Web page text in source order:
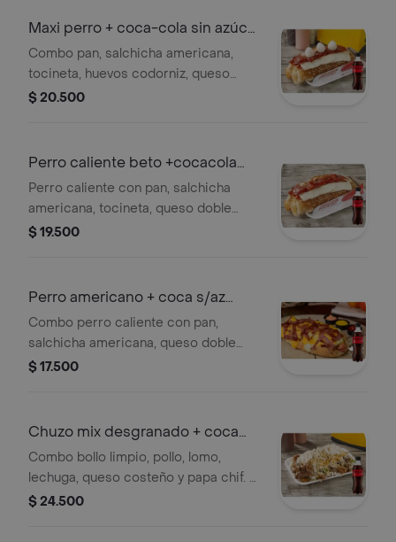
Maxi perro + coca-cola sin azúcar
400 ml
Combo pan, salchicha americana,
tocineta, huevos codorniz, queso
crema, salsas tártara, piña, mostaza,
$ 20.500
Perro caliente beto +cocacola
s/az 400ml
Perro caliente con pan, salchicha
americana, tocineta, queso doble
crema, salsas piña, tártara, mostaza
$ 19.500
Perro americano + coca s/az
400ml
Combo perro caliente con pan,
salchicha americana, queso doble
crema, salsas tratara, mostaza y de
$ 17.500
Chuzo mix desgranado + coca
s/az 400ml
Combo bollo limpio, pollo, lomo,
lechuga, queso costeño y papa chif. +
gaseosa
$ 24.500